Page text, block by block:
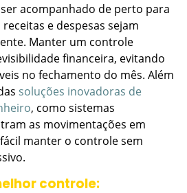
acompanhado de perto para
e despesas sejam
Manter um controle
financeira, evitando
no fechamento do mês. Além
soluções inovadoras de
, como sistemas
as movimentações em
manter o controle sem
controle: